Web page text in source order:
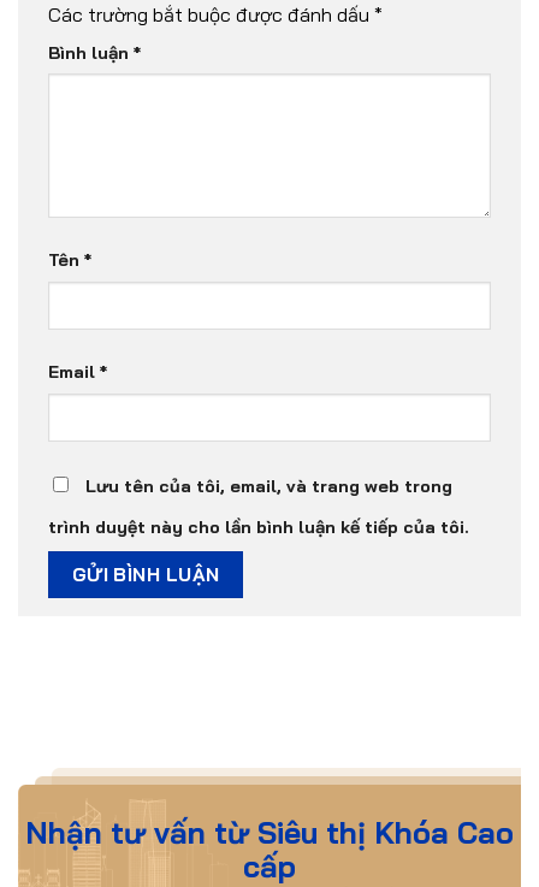
Các trường bắt buộc được đánh dấu *
Bình luận *
Tên *
Email *
Lưu tên của tôi, email, và trang web trong
trình duyệt này cho lần bình luận kế tiếp của tôi.
Nhận tư vấn từ Siêu thị Khóa Cao
cấp